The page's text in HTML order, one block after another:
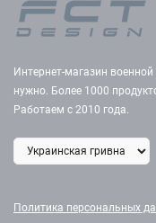
Интернет-магазин
нужно. Более 1000
Работаем с 2010 года.
Политика персональных